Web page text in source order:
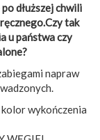
dłuższej chwili
tak
u państwa czy
napraw
kolor wykończenia